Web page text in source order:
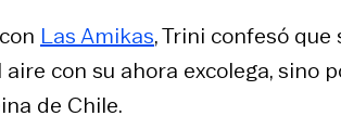
Las Amikas, Trini confesó
con su ahora excolega, sino
de Chile.